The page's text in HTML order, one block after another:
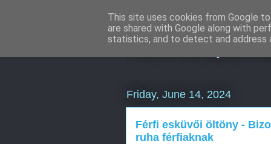
Friday, June 14, 2024
Férfi esküvői öltöny -
ruha férfiaknak
This site uses cookies from Google
are shared with Google along with
statistics, and to detect and address